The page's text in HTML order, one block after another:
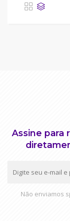
Assine para
Não enviamos